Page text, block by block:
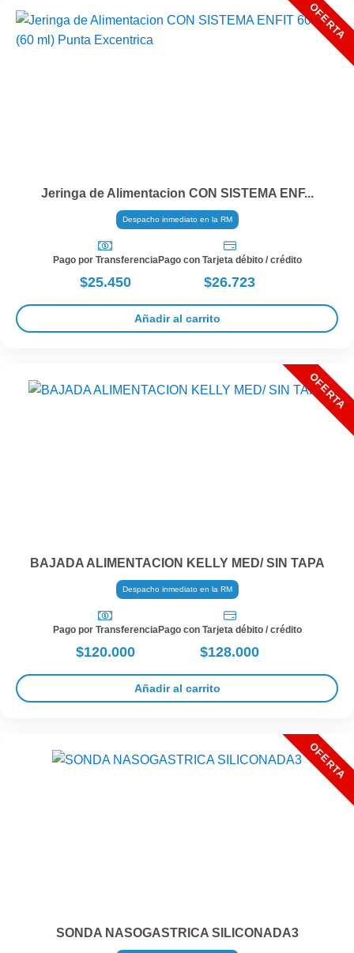
Jeringa de Alimentacion CON SISTEMA ENF...
Despacho inmediato en la RM
Pago por Transferencia
$25.450
Pago con Tarjeta débito / crédito
$26.723
Añadir al carrito
BAJADA ALIMENTACION KELLY MED/ SIN TAPA
Despacho inmediato en la RM
Pago por Transferencia
$120.000
Pago con Tarjeta débito / crédito
$128.000
Añadir al carrito
SONDA NASOGASTRICA SILICONADA3